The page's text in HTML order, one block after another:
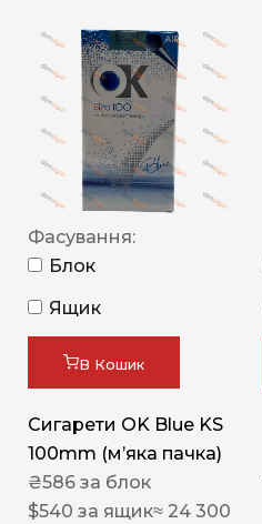
Фасування:
Блок
Ящик
В Кошик
Сигарети OK Blue KS
100mm (м’яка пачка)
₴586 за блок
$540 за ящик≈ 24 300